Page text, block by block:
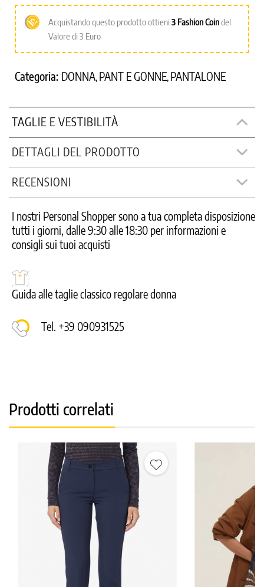
Acquistando questo prodotto ottieni 3 Fashion Coindel
Valore di 3 Euro
Categoria: DONNA PANT E GONNE PANTALONE
TAGLIE E VESTIBILITÀ
DETTAGLI DEL PRODOTTO
RECENSIONI
I nostri Personal Shopper sono a tua completa disposizione
tutti i giorni, dalle 9:30 alle 18:30 per informazioni e
consigli sui tuoi acquisti
Guida alle taglie classico regolare donna
Tel. +39 090931525
Prodotti correlati